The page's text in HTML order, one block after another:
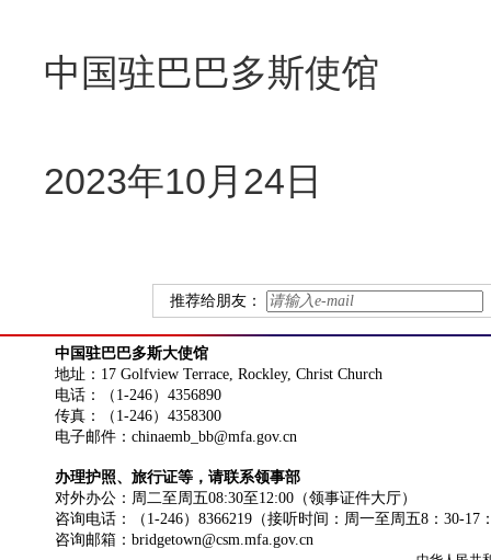
中国驻巴巴多斯使馆
2023年10月24日
推荐给朋友：
中国驻巴巴多斯大使馆
地址：17 Golfview Terrace, Rockley, Christ Church
电话：（1-246）4356890
传真：（1-246）4358300
电子邮件：chinaemb_bb@mfa.gov.cn
办理护照、旅行证等，请联系领事部
对外办公：周二至周五08:30至12:00（领事证件大厅）
咨询电话：（1-246）8366219（接听时间：周一至周五8：30-17
咨询邮箱：bridgetown@csm.mfa.gov.cn